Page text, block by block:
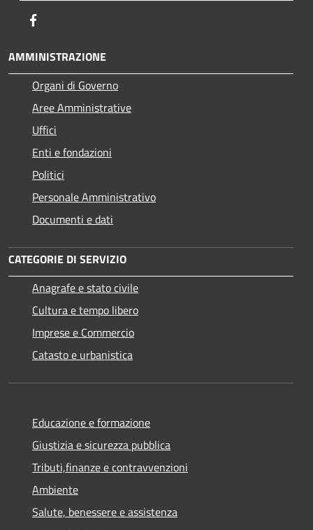
AMMINISTRAZIONE
Organi di Governo
Aree Amministrative
Uffici
Enti e fondazioni
Politici
Personale Amministrativo
Documenti e dati
CATEGORIE DI SERVIZIO
Anagrafe e stato civile
Cultura e tempo libero
Imprese e Commercio
Catasto e urbanistica
Educazione e formazione
Giustizia e sicurezza pubblica
Tributi,finanze e contravvenzioni
Ambiente
Salute, benessere e assistenza